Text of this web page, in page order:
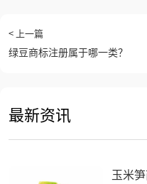
< 上一篇
绿豆商标注册属于哪一类？
最新资讯
玉米